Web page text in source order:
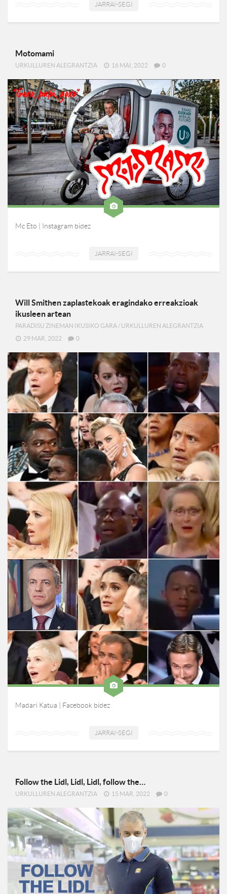
JARRAI-SEGI
Motomami
URKULLUREN ALEGRANTZIA 16 MAI, 2022 0
Mc Eto | Instagram bidez
JARRAI-SEGI
Will Smithen zaplastekoak eragindako erreakzioak
ikusleen artean
PARADISU ZINEMAN IKUSIKO GARA / URKULLUREN ALEGRANTZIA
29 MAR, 2022
0
Madari Katua | Facebook bidez
JARRAI-SEGI
Follow the Lidl, Lidl, Lidl, follow the…
URKULLUREN ALEGRANTZIA 15 MAR, 2022 0